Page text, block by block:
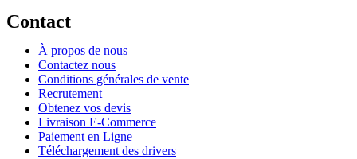
Contact
À propos de nous
Contactez nous
Conditions générales de vente
Recrutement
Obtenez vos devis
Livraison E-Commerce
Paiement en Ligne
Téléchargement des drivers